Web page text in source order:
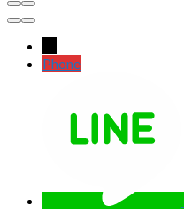
Phone